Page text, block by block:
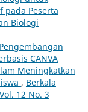
pada Peserta
Biologi
Pengembangan
CANVA
Meningkatkan
, Berkala
12 No. 3